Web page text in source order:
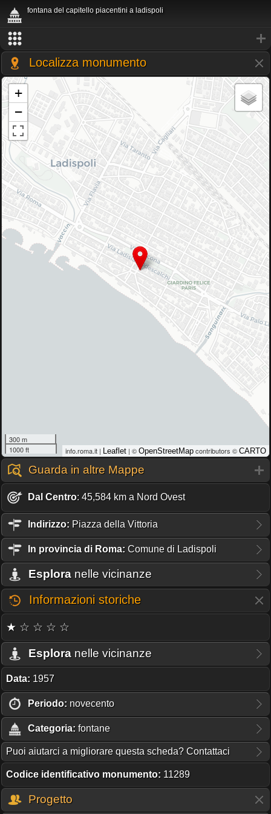
fontana del capitello piacentini a ladispoli
Localizza monumento
+
−
300 m
1000 ft
info.roma.it | Leaflet | © OpenStreetMap contributors © CARTO
Guarda in altre Mappe
Dal Centro: 45,584 km a Nord Ovest
Indirizzo: Piazza della Vittoria
In provincia di Roma: Comune di Ladispoli
Esplora nelle vicinanze
Informazioni storiche
★ ☆ ☆ ☆ ☆
Esplora nelle vicinanze
Data: 1957
Periodo: novecento
Categoria: fontane
Puoi aiutarci a migliorare questa scheda? Contattaci
Codice identificativo monumento: 11289
Progetto